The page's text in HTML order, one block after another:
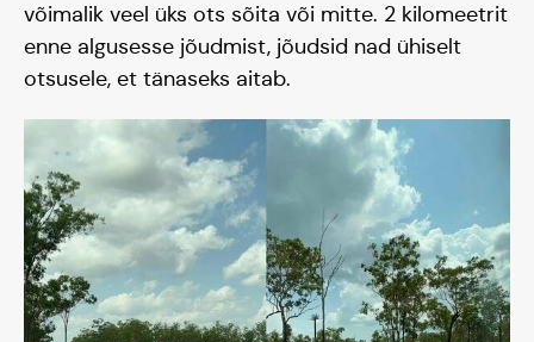
Meisse usuvad
võimalik veel üks ots sõita või mitte. 2 kilomeetrit
enne algusesse jõudmist, jõudsid nad ühiselt
otsusele, et tänaseks aitab.